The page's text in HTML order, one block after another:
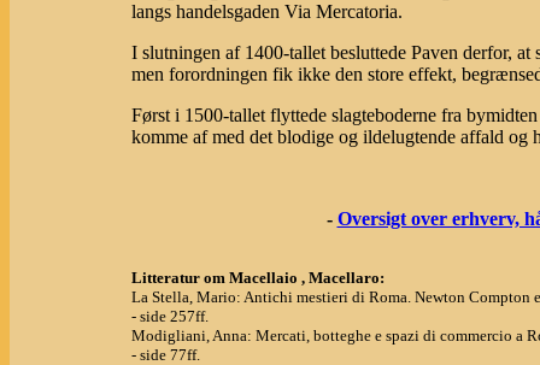
langs handelsgaden Via Mercatoria.
I slutningen af 1400-tallet besluttede Paven derfor,
men forordningen fik ikke den store effekt,
Først i 1500-tallet flyttede slagteboderne fra
komme af med det blodige og ildelugtende affald og
- Oversigt over erhverv,
Litteratur om Macellaio , Macellaro:
La Stella, Mario: Antichi mestieri di Roma. Newton Compton
- side 257ff.
Modigliani, Anna: Mercati, botteghe e spazi di commercio a
- side 77ff.